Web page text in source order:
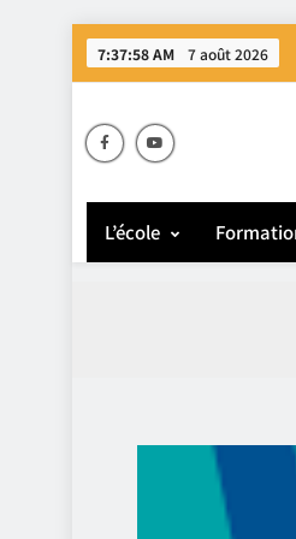
7:37:59 AM 7 août 2026
L’école